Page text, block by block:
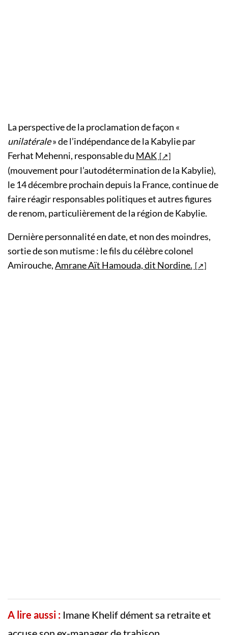
La perspective de la proclamation de façon «
unilatérale» de l’indépendance de la Kabylie par
Ferhat Mehenni, responsable du MAK
(mouvement pour l’autodétermination de la Kabylie),
le 14 décembre prochain depuis la France, continue de
faire réagir responsables politiques et autres figures
de renom, particulièrement de la région de Kabylie.
Dernière personnalité en date, et non des moindres,
sortie de son mutisme : le fils du célèbre colonel
Amirouche,Amrane Aït Hamouda, dit Nordine.
A lire aussi : Imane Khelif dément sa retraite et